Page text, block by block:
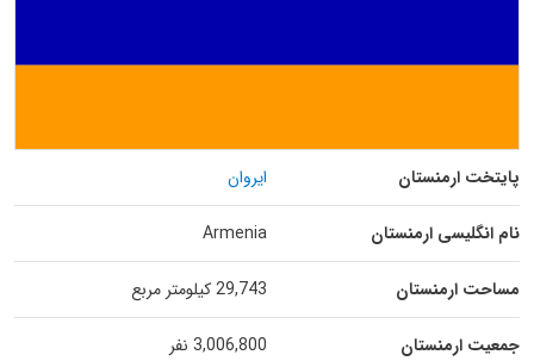
پایتخت ارمنستان ایروان
نام انگلیسی ارمنستان Armenia
مساحت ارمنستان 29,743 کیلومتر مربع
جمعیت ارمنستان 3,006,800 نفر